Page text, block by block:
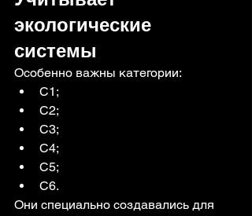
экологические
системы
Особенно важны категории:
C1;
C2;
C3;
C4;
C5;
C6.
Они специально создавались для